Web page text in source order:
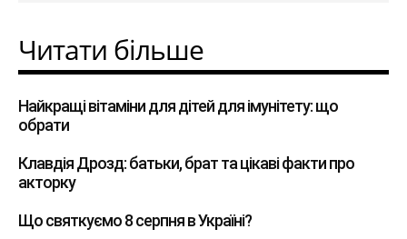
Читати більше
Найкращі вітаміни для дітей для імунітету: що
обрати
Клавдія Дрозд: батьки, брат та цікаві факти про
акторку
Що святкуємо 8 серпня в Україні?